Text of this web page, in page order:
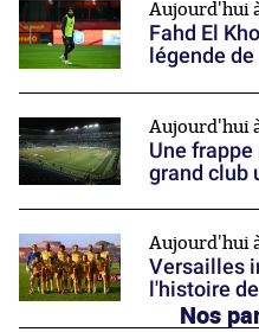
Aujourd'hui
Fahd El
légende
Aujourd'hui
Une
grand club
Aujourd'hui à
Versailles
l'histoire
Nos